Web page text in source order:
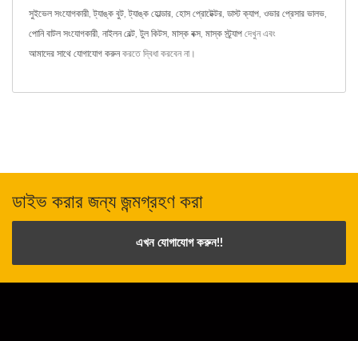
সুইভেল সংযোগকারী ,ট্যাঙ্ক বুট ,ট্যাঙ্ক হোল্ডার হোস প্রোটেক্টর ডাস্ট ক্যাপ ওভার প্রেসার ভালভ
পোনি বাটল সংযোগকারী নাইলন বেল্ট ,টুল কিটস মাস্ক বক্স মাস্ক স্ট্র্যাপ দেখুন এবং
আমাদের সাথে যোগাযোগ করুনকরতে দ্বিধা করবেন না।
ডাইভ করার জন্য জন্মগ্রহণ করা
এখন যোগাযোগ করুন!!